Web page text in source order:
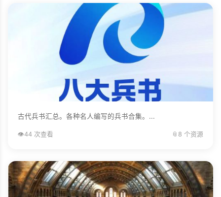
古代兵书汇总。各种名人编写的兵书合集。...
👁️44 次查看 📎 8 个资源